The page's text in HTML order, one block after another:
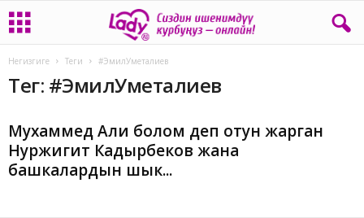
Негизгиге Теги #ЭмилУметалиев
Тег: #ЭмилУметалиев
Мухаммед Али болом деп отун жарган
Нуржигит Кадырбеков жана
башкалардын шык...